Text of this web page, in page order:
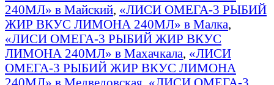
240МЛ» в Майский, «ЛИСИ ОМЕГА-3 РЫБИЙ
ЖИР ВКУС ЛИМОНА 240МЛ» в Малка,
«ЛИСИ ОМЕГА-3 РЫБИЙ ЖИР ВКУС
ЛИМОНА 240МЛ» в Махачкала, «ЛИСИ
ОМЕГА-3 РЫБИЙ ЖИР ВКУС ЛИМОНА
240МЛ» в Медведовская, «ЛИСИ ОМЕГА-3